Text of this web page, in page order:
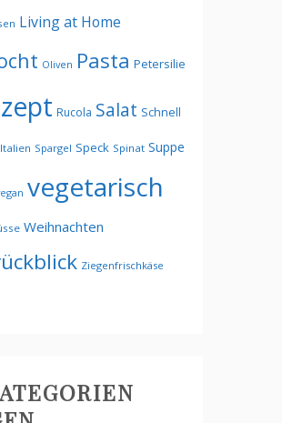
Living at Home
Oliven Pasta Petersilie
Rucola Salat Schnell
Spargel Speck Spinat Suppe
vegetarisch
Weihnachten
Ziegenfrischkäse